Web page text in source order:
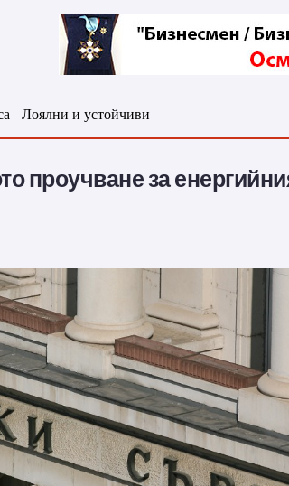
Лоялни и устойчиви
проучване за